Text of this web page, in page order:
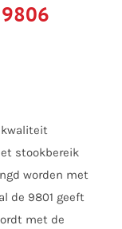
kwaliteit
stookbereik
worden met
de 9801 geeft
met de